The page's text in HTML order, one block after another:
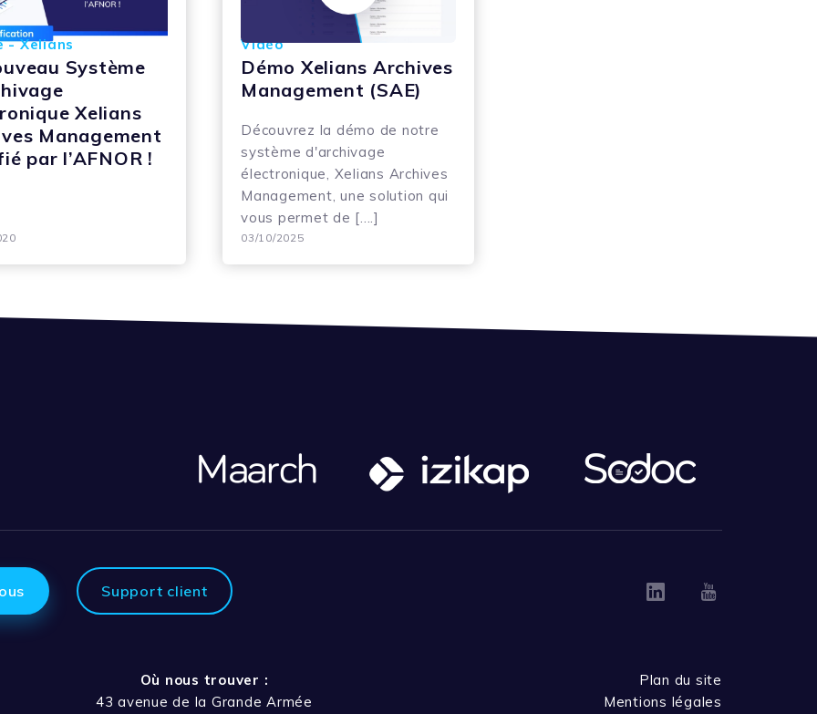
- Xelians
Système
Xelians
Management
par l’AFNOR !
Vidéo
Démo Xelians Archives
Management (SAE)
Découvrez la démo de notre
système d'archivage
électronique, Xelians Archives
Management, une solution qui
vous permet de [....]
03/10/2025
Support client Linkedin
Où nous trouver :
43 avenue de la Grande Armée
Plan du site
Mentions légales